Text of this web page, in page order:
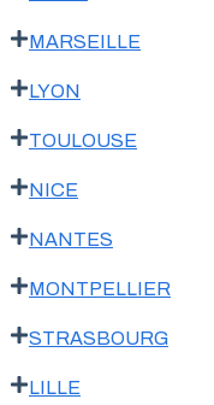
MARSEILLE
LYON
TOULOUSE
NICE
NANTES
MONTPELLIER
STRASBOURG
LILLE